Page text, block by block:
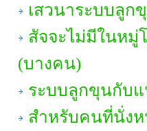
เสวนาระบบลูก
สัจจะไม่มีในหมู่
(บางคน)
ระบบลูกขุนกับ
สำหรับคนที่นั่ง